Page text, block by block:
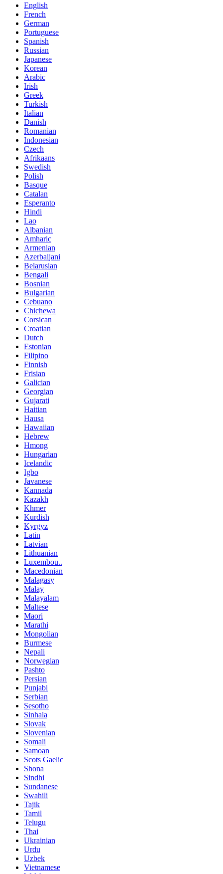
English
French
German
Portuguese
Spanish
Russian
Japanese
Korean
Arabic
Irish
Greek
Turkish
Italian
Danish
Romanian
Indonesian
Czech
Afrikaans
Swedish
Polish
Basque
Catalan
Esperanto
Hindi
Lao
Albanian
Amharic
Armenian
Azerbaijani
Belarusian
Bengali
Bosnian
Bulgarian
Cebuano
Chichewa
Corsican
Croatian
Dutch
Estonian
Filipino
Finnish
Frisian
Galician
Georgian
Gujarati
Haitian
Hausa
Hawaiian
Hebrew
Hmong
Hungarian
Icelandic
Igbo
Javanese
Kannada
Kazakh
Khmer
Kurdish
Kyrgyz
Latin
Latvian
Lithuanian
Luxembou..
Macedonian
Malagasy
Malay
Malayalam
Maltese
Maori
Marathi
Mongolian
Burmese
Nepali
Norwegian
Pashto
Persian
Punjabi
Serbian
Sesotho
Sinhala
Slovak
Slovenian
Somali
Samoan
Scots Gaelic
Shona
Sindhi
Sundanese
Swahili
Tajik
Tamil
Telugu
Thai
Ukrainian
Urdu
Uzbek
Vietnamese